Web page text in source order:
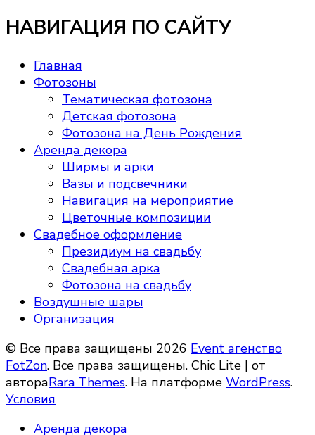
НАВИГАЦИЯ ПО САЙТУ
Главная
Фотозоны
Тематическая фотозона
Детская фотозона
Фотозона на День Рождения
Аренда декора
Ширмы и арки
Вазы и подсвечники
Навигация на мероприятие
Цветочные композиции
Свадебное оформление
Президиум на свадьбу
Свадебная арка
Фотозона на свадьбу
Воздушные шары
Организация
© Все права защищены 2026 Event агенство
FotZon. Все права защищены. Chic Lite | от
автораRara Themes. На платформе WordPress.
Условия
Аренда декора